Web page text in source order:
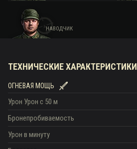
НАВОДЧИК
ТЕХНИЧЕСКИЕ ХАРАКТЕРИСТИКИ
ОГНЕВАЯ МОЩЬ
Урон Урон c 50 м
Бронепробиваемость
Урон в минуту